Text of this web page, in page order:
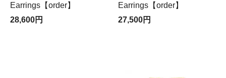
Earrings【order】
28,600円
Earrings【order】
27,500円